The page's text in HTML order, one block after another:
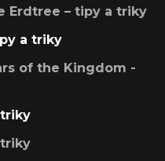
Erdtree – tipy a triky
a triky
of the Kingdom -